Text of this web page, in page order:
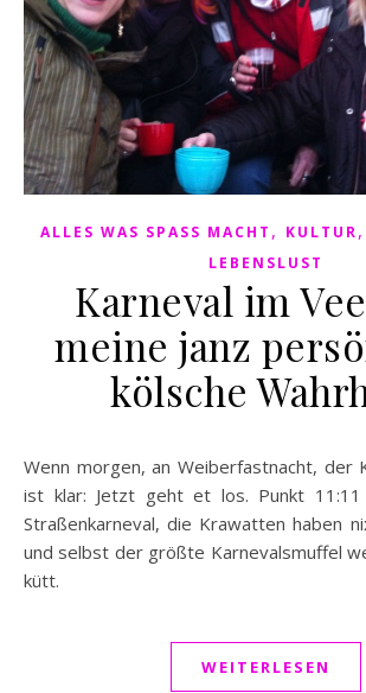
ALLES WAS SPASS MACHT , KULTUR,
LEBENSLUST
Karneval im
meine janz
kölsche
Wenn morgen, an Weiberfastnacht, der Karneval anklopft,
ist klar: Jetzt geht et los. Punkt
Straßenkarneval, die Krawatten haben
und selbst der größte Karnevalsmuffel
kütt.
WEITERLESEN